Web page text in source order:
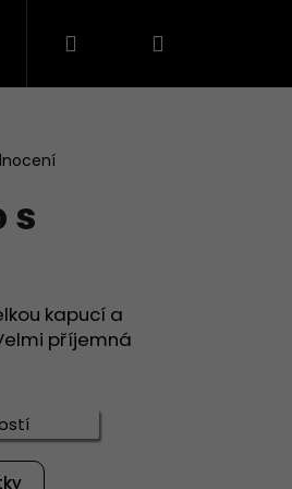
Přihlášení
s
kapucí a
příjemná
Následující